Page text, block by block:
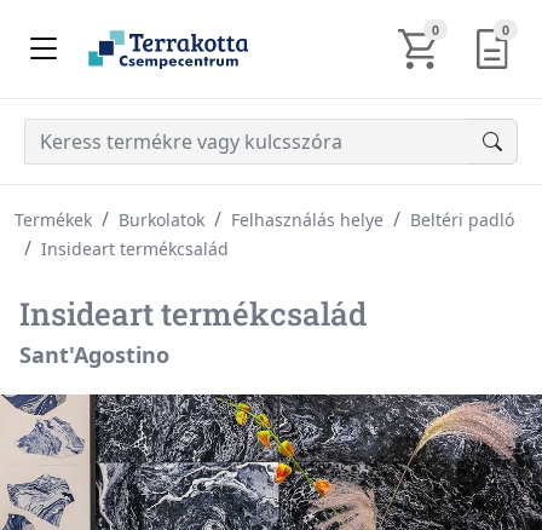
0KOSÁR 0
Termékek Burkolatok Felhasználás helye
Beltéri padló
Insideart termékcsalád
Insideart termékcsalád
Sant'Agostino